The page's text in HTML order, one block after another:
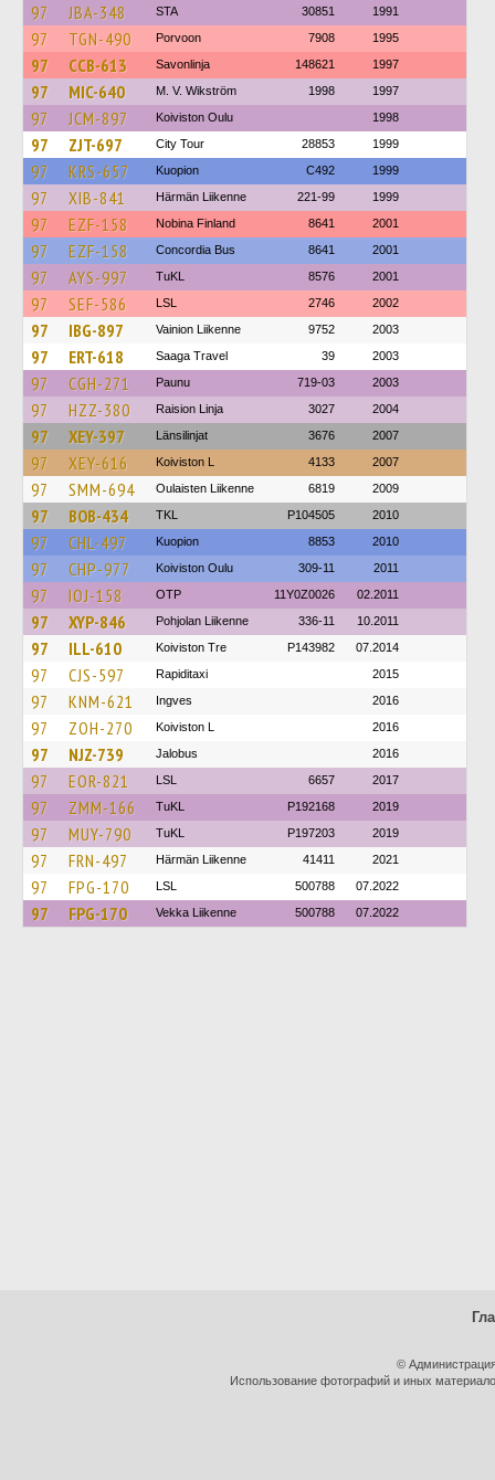
97 JBA-348 STA 30851 1991
97 TGN-490 Porvoon 7908 1995
97 CCB-613 Savonlinja 148621 1997
97 MIC-640 M. V. Wikström 1998 1997
97 JCM-897 Koiviston Oulu 1998
97 ZJT-697 City Tour 28853 1999
97 KRS-657 Kuopion C492 1999
97 XIB-841 Härmän Liikenne 221-99 1999
97 EZF-158 Nobina Finland 8641 2001
97 EZF-158 Concordia Bus 8641 2001
97 AYS-997 TuKL 8576 2001
97 SEF-586 LSL 2746 2002
97 IBG-897 Vainion Liikenne 9752 2003
97 ERT-618 Saaga Travel 39 2003
97 CGH-271 Paunu 719-03 2003
97 HZZ-380 Raision Linja 3027 2004
97 XEY-397 Länsilinjat 3676 2007
97 XEY-616 Koiviston L 4133 2007
97 SMM-694 Oulaisten Liikenne 6819 2009
97 BOB-434 TKL P104505 2010
97 CHL-497 Kuopion 8853 2010
97 CHP-977 Koiviston Oulu 309-11 2011
97 IOJ-158 OTP 11Y0Z0026 02.2011
97 XYP-846 Pohjolan Liikenne 336-11 10.2011
97 ILL-610 Koiviston Tre P143982 07.2014
97 CJS-597 Rapiditaxi 2015
97 KNM-621 Ingves 2016
97 ZOH-270 Koiviston L 2016
97 NJZ-739 Jalobus 2016
97 EOR-821 LSL 6657 2017
97 ZMM-166 TuKL P192168 2019
97 MUY-790 TuKL P197203 2019
97 FRN-497 Härmän Liikenne 41411 2021
97 FPG-170 LSL 500788 07.2022
97 FPG-170 Vekka Liikenne 500788 07.2022
©
Использование фотографий и иных